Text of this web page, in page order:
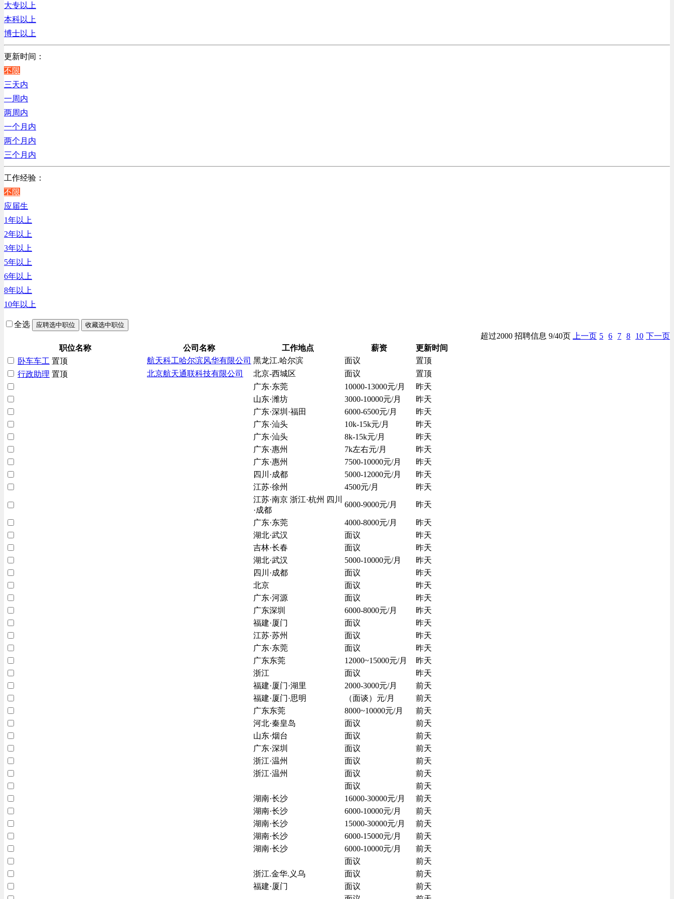
贸易/物流/仓储/采购类
客服及凯发娱乐网址的技术支持类
高级管理类
电子/电器/半导体类
电力电气/能源/自动化
程序/语言开发类
行政/后勤/文秘类
销售类
人力资源类
互联网/电子商务/游戏类
建筑装潢/市政建设类
通信/移动互联网/手机类
技工/维修类
房地产开发/物业管理类
生产/加工/认证类
综合技术类
汽车/交通类
财务/审计/税务类
大专以上
本科以上
博士以上
更新时间：
不限
三天内
一周内
两周内
一个月内
两个月内
三个月内
工作经验：
不限
应届生
1年以上
2年以上
3年以上
5年以上
6年以上
8年以上
10年以上
全选 应聘选中职位 收藏选中职位
超过2000 招聘信息 9/40页 上一页 5 6 7 8 10 下一页
职位名称
公司名称 工作地点 薪资
更新时间
卧车车工 置顶 航天科工哈尔滨风华有限公司 黑龙江.哈尔滨 面议
置顶
行政助理 置顶 北京航天通联科技有限公司 北京-西城区 面议
置顶
广东·东莞
10000-13000元/月
昨天
山东·潍坊
3000-10000元/月
昨天
广东·深圳·福田
6000-6500元/月
昨天
广东·汕头
10k-15k元/月
昨天
广东·汕头
8k-15k元/月
昨天
广东·惠州
7k左右元/月
昨天
广东·惠州
7500-10000元/月
昨天
四川·成都
5000-12000元/月
昨天
江苏·徐州
4500元/月
昨天
江苏·南京 浙江·杭州 四川
·成都
6000-9000元/月 昨天
广东·东莞 4000-8000元/月
昨天
湖北·武汉
面议
昨天
吉林·长春
面议
昨天
湖北·武汉
5000-10000元/月
昨天
四川·成都
面议
昨天
北京
面议
昨天
广东·河源
面议
昨天
广东深圳
6000-8000元/月
昨天
福建·厦门
面议
昨天
江苏·苏州
面议
昨天
广东·东莞
面议
昨天
广东东莞
12000~15000元/月
昨天
浙江
面议
昨天
福建·厦门·湖里
2000-3000元/月
前天
福建·厦门·思明
（面谈）元/月
前天
广东东莞
8000~10000元/月
前天
河北·秦皇岛
面议
前天
山东·烟台
面议
前天
广东·深圳
面议
前天
浙江·温州
面议
前天
浙江·温州
面议
前天
面议
前天
湖南·长沙
16000-30000元/月
前天
湖南·长沙
6000-10000元/月
前天
湖南·长沙
15000-30000元/月
前天
湖南·长沙
6000-15000元/月
前天
湖南·长沙
6000-10000元/月
前天
面议
前天
浙江.金华.义乌
面议
前天
福建·厦门
面议
前天